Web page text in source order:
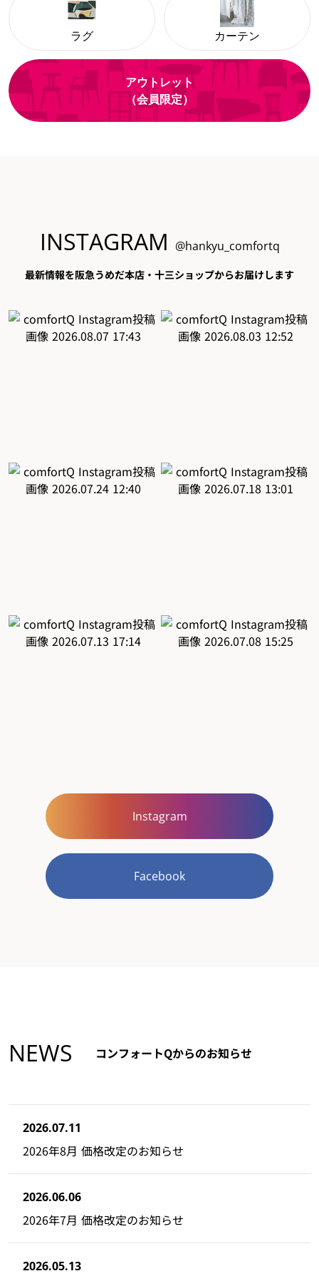
ラグ カーテン
アウトレット
（会員限定）
INSTAGRAM @hankyu_comfortq
最新情報を阪急うめだ本店・十三ショップからお届けします
Instagram
Facebook
NEWS コンフォートQからのお知らせ
2026.07.11
2026年8月 価格改定のお知らせ
2026.06.06
2026年7月 価格改定のお知らせ
2026.05.13